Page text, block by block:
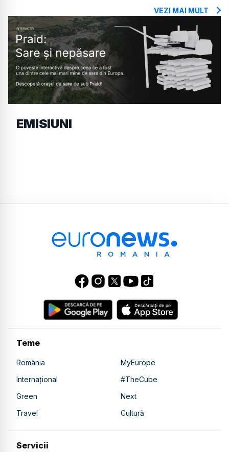
VEZI MAI MULT
EMISIUNI
Teme
România
MyEurope
Internațional
#TheCube
Green
Next
Travel
Cultură
Servicii